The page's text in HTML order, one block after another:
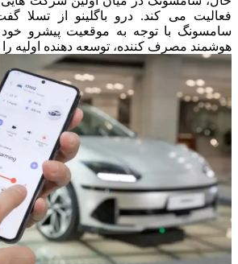
فعالیت می کند. درو باگلینو از تسلا
سامسونگ با توجه به موقعیت پیشرو
هوشمند مصرف کننده، توسعه دهنده اولیه